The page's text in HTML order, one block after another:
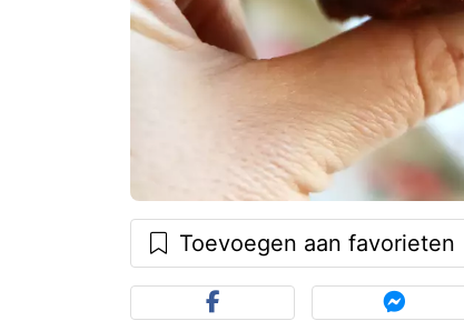
Toevoegen aan favorieten